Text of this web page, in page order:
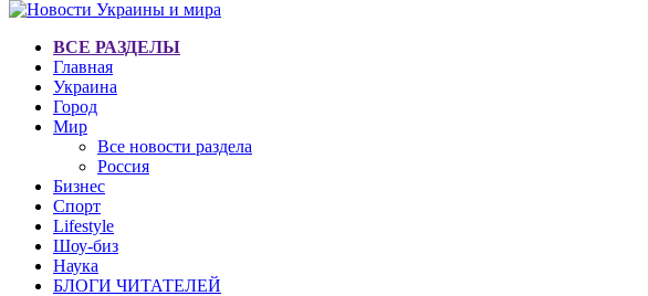
ВСЕ РАЗДЕЛЫ
Главная
Украина
Город
Мир
Все новости раздела
Россия
Бизнес
Спорт
Lifestyle
Шоу-биз
Наука
БЛОГИ ЧИТАТЕЛЕЙ